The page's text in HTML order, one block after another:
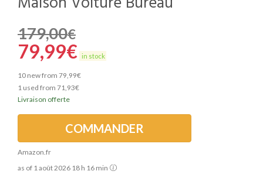
179,00€
79,99€ in stock
10 new from 79,99€
1 used from 71,93€
Livraison offerte
COMMANDER
Amazon.fr
as of 1 août 2026 18 h 16 min